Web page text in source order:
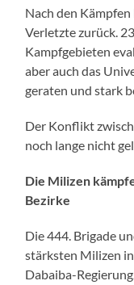
Nach den
Verletzte zurück.
Kampfgebieten
aber auch das
geraten und stark
Der Konflikt
noch lange nicht
Die Milizen
Bezirke
Die 444. Brigade
stärksten Milizen
Dabaiba-